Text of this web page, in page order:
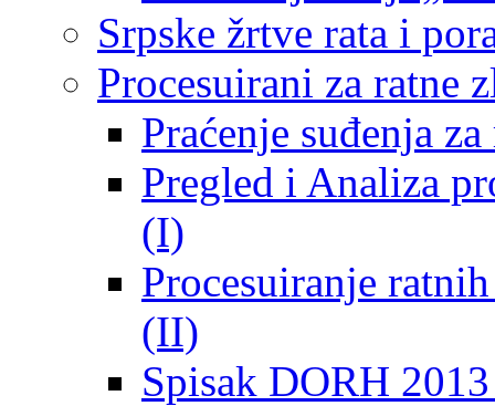
Srpske žrtve rata i
Procesuirani za ratne
Praćenje suđenja
Pregled i Analiza
(I)
Procesuiranje
(II)
Spisak DORH